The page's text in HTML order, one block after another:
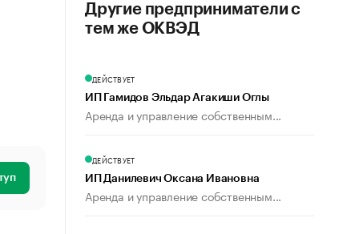
Другие предприниматели с
тем же ОКВЭД
ДЕЙСТВУЕТ
ИП Гамидов Эльдар Агакиши Оглы
Аренда и управление собственным...
ДЕЙСТВУЕТ
ИП Данилевич Оксана Ивановна
Аренда и управление собственным...